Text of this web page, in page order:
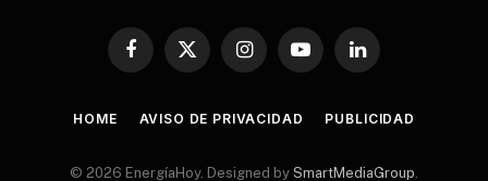
Facebook
X
InstagramYouTubeLinkedIn
HOME AVISO DE PRIVACIDAD PUBLICIDAD
© 2026 EnergíaHoy. Designed by SmartMediaGroup.